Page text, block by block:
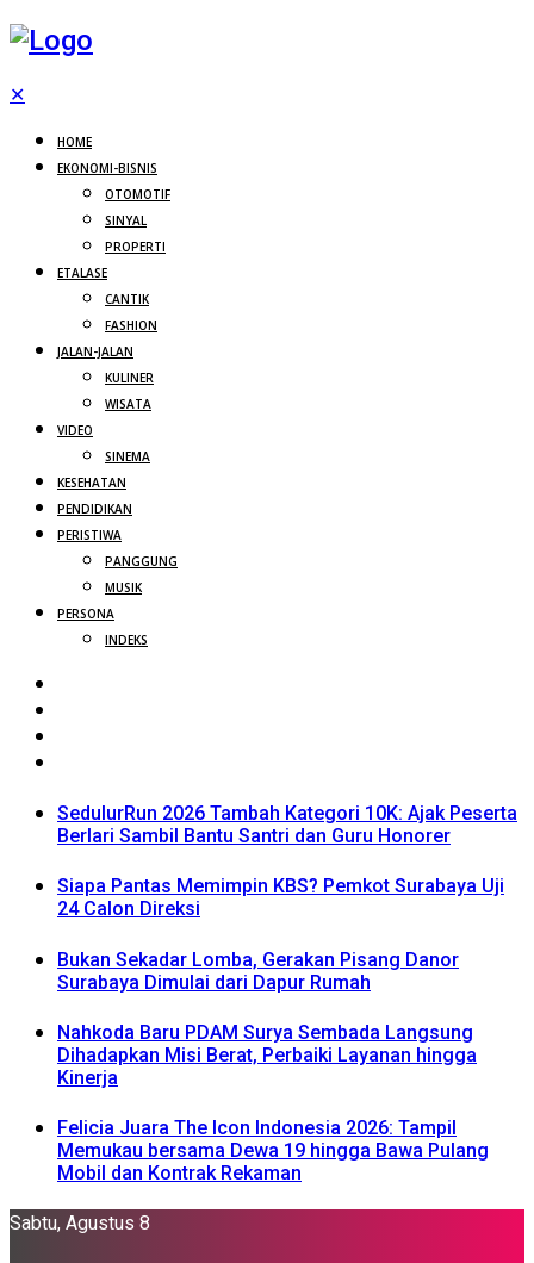
✕
HOME
EKONOMI-BISNIS
OTOMOTIF
SINYAL
PROPERTI
ETALASE
CANTIK
FASHION
JALAN-JALAN
KULINER
WISATA
VIDEO
SINEMA
KESEHATAN
PENDIDIKAN
PERISTIWA
PANGGUNG
MUSIK
PERSONA
INDEKS
SedulurRun 2026 Tambah Kategori 10K: Ajak Peserta
Berlari Sambil Bantu Santri dan Guru Honorer
Siapa Pantas Memimpin KBS? Pemkot Surabaya Uji
24 Calon Direksi
Bukan Sekadar Lomba, Gerakan Pisang Danor
Surabaya Dimulai dari Dapur Rumah
Nahkoda Baru PDAM Surya Sembada Langsung
Dihadapkan Misi Berat, Perbaiki Layanan hingga
Kinerja
Felicia Juara The Icon Indonesia 2026: Tampil
Memukau bersama Dewa 19 hingga Bawa Pulang
Mobil dan Kontrak Rekaman
Sabtu, Agustus 8